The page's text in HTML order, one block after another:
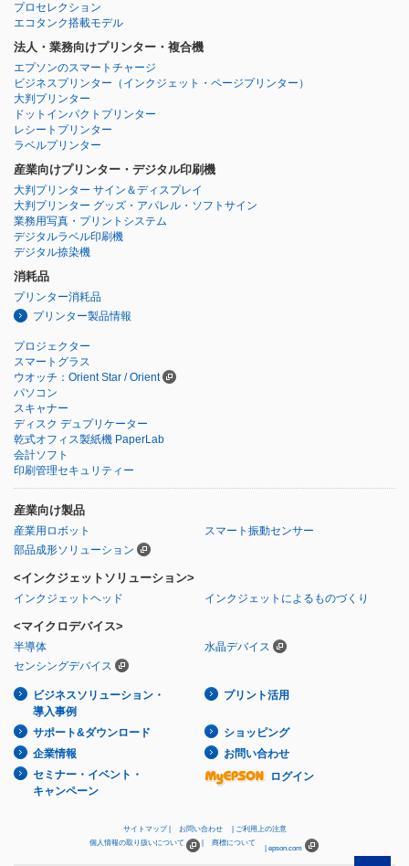
プロセレクション
エコタンク搭載モデル
法人・業務向けプリンター・複合機
エプソンのスマートチャージ
ビジネスプリンター （インクジェット・ページプリンター）
大判プリンター
ドットインパクトプリンター
レシートプリンター
ラベルプリンター
産業向けプリンター・デジタル印刷機
大判プリンター サイン＆ディスプレイ
大判プリンター グッズ・アパレル・ソフトサイン
業務用写真・プリントシステム
デジタルラベル印刷機
デジタル捺染機
消耗品
プリンター消耗品
プリンター製品情報
プロジェクター
スマートグラス
ウオッチ：Orient Star / Orient
パソコン
スキャナー
ディスク デュプリケーター
乾式オフィス製紙機 PaperLab
会計ソフト
印刷管理セキュリティー
産業向け製品
産業用ロボット
スマート振動センサー
部品成形ソリューション
<インクジェットソリューション>
インクジェットヘッド インクジェットによるものづくり
<マイクロデバイス>
半導体
水晶デバイス
センシングデバイス
ビジネスソリューション・
導入事例
プリント活用
サポート&ダウンロード
ショッピング
企業情報
お問い合わせ
セミナー・イベント・
キャンペーン
ログイン
サイトマップ お問い合わせ
ご利用上の注意
個人情報の取り扱いについて
商標について
epson.com